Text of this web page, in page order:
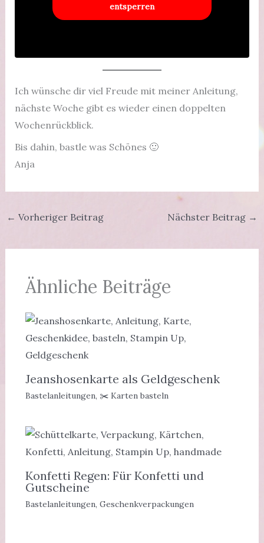
entsperren
Ich wünsche dir viel Freude mit meiner Anleitung,
nächste Woche gibt es wieder einen doppelten
Wochenrückblick.
Bis dahin, bastle was Schönes 🙂
Anja
← Vorheriger Beitrag Nächster Beitrag →
Ähnliche Beiträge
Jeanshosenkarte als Geldgeschenk
Bastelanleitungen, ✂️ Karten basteln
Konfetti Regen: Für Konfetti und
Gutscheine
Bastelanleitungen, Geschenkverpackungen